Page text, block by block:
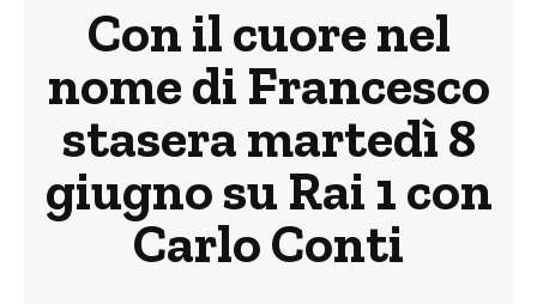
Con il cuore nel
nome di Francesco
stasera martedì 8
giugno su Rai 1 con
Carlo Conti